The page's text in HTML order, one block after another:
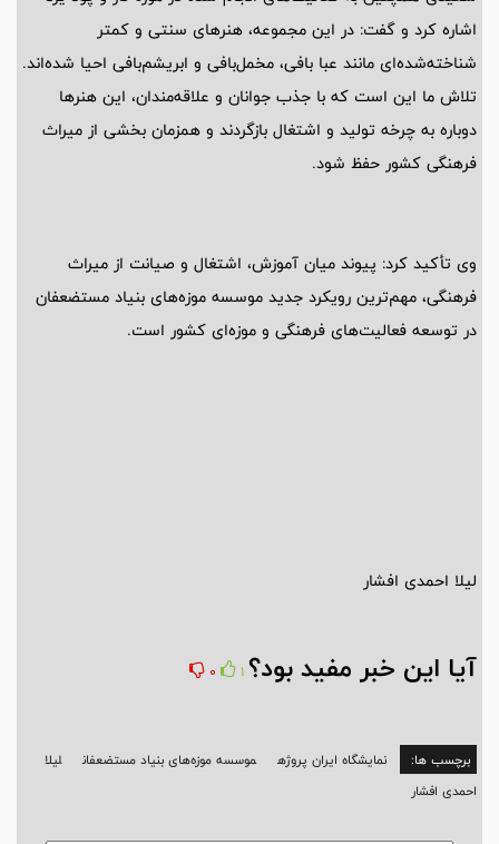
اشاره کرد و گفت: در این مجموعه، هنرهای سنتی و کمتر
شناخته‌شده‌ای مانند عبا بافی، مخمل‌بافی و ابریشم‌بافی احیا شده‌اند.
تلاش ما این است که با جذب جوانان و علاقه‌مندان، این هنرها
دوباره به چرخه تولید و اشتغال بازگردند و همزمان بخشی از میراث
فرهنگی کشور حفظ شود.
وی تأکید کرد: پیوند میان آموزش، اشتغال و صیانت از میراث
فرهنگی، مهم‌ترین رویکرد جدید موسسه موزه‌های بنیاد مستضعفان
در توسعه فعالیت‌های فرهنگی و موزه‌ای کشور است.
لیلا احمدی افشار
آیا این خبر مفید بود؟1
0
برچسب ها: نمایشگاه ایران پروژه موسسه موزه‌های بنیاد مستضعفان
لیلا
احمدی افشار